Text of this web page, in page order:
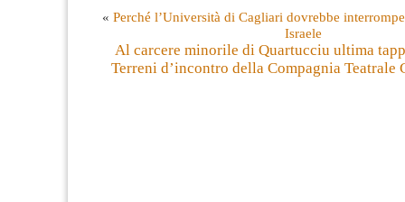
« Perché l’Università di Cagliari dovrebbe
Israele
Al carcere minorile di Quartucciu ultima
Terreni d’incontro della Compagnia Teatrale